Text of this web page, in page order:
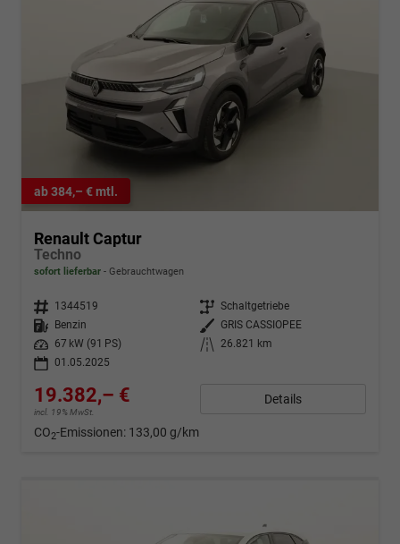
ab 384,– € mtl.
Renault Captur
Techno
sofort lieferbar Gebrauchtwagen
Fahrzeugnr. 1344519 Getriebe Schaltgetriebe
Kraftstoff
Benzin Außenfarbe
GRIS CASSIOPEE
Leistung
67 kW (91 PS) Kilometerstand
26.821 km
01.05.2025
19.382,– €
incl. 19% MwSt.
Details
CO2-Emissionen: 133,00 g/km